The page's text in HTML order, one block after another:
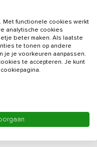
mooie, schone en
8,4 • Erg goed!
behoeft schoonmaak en
niet goed(moet
stofzuiger schiet om de
Met functionele cookies werkt
analytische cookies
beter maken. Als laatste
te tonen op andere
je je voorkeuren aanpassen.
te accepteren. Je kunt